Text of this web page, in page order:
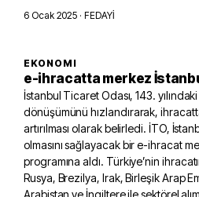
6 Ocak 2025 · FEDAYİ
EKONOMI
e-ihracatta merkez
İstanbul Ticaret Odası, 143.
dönüşümünü hızlandırarak,
artırılması olarak belirledi. İTO,
olmasını sağlayacak bir e-ihracat
programına aldı. Türkiye’nin
Rusya, Brezilya, Irak, Birleşik Arap
Arabistan ve İngiltere ile sektörel